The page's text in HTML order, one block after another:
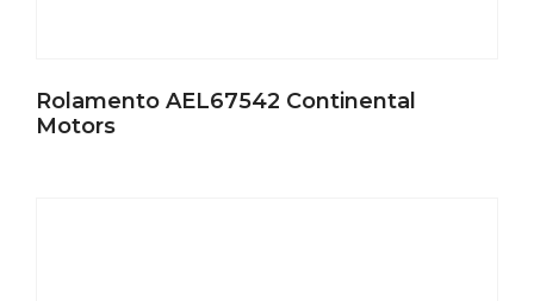
Rolamento AEL67542 Continental
Motors